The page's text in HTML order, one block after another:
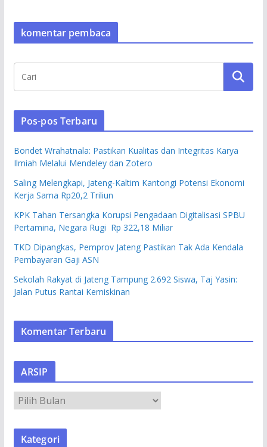
komentar pembaca
Pos-pos Terbaru
Bondet Wrahatnala: Pastikan Kualitas dan Integritas Karya
Ilmiah Melalui Mendeley dan Zotero
Saling Melengkapi, Jateng-Kaltim Kantongi Potensi Ekonomi
Kerja Sama Rp20,2 Triliun
KPK Tahan Tersangka Korupsi Pengadaan Digitalisasi SPBU
Pertamina, Negara Rugi Rp 322,18 Miliar
TKD Dipangkas, Pemprov Jateng Pastikan Tak Ada Kendala
Pembayaran Gaji ASN
Sekolah Rakyat di Jateng Tampung 2.692 Siswa, Taj Yasin:
Jalan Putus Rantai Kemiskinan
Komentar Terbaru
ARSIP
R
S
Kategori